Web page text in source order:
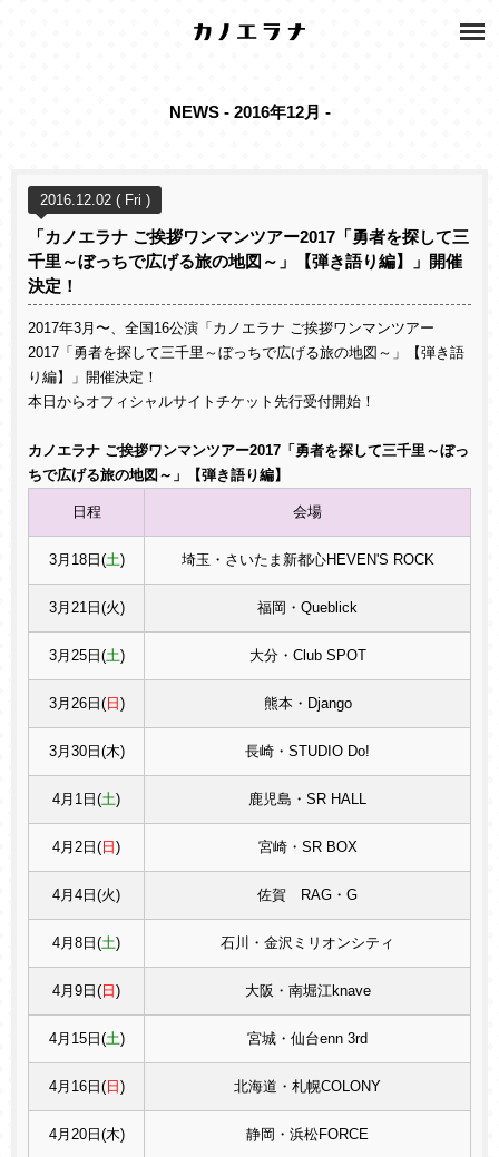
NEWS - 2016年12月 -
2016.12.02 ( Fri )
「カノエラナ ご挨拶ワンマンツアー2017「勇者を探して三
千里～ぼっちで広げる旅の地図～」【弾き語り編】」開催
決定！
2017年3月〜、全国16公演「カノエラナ ご挨拶ワンマンツアー
2017「勇者を探して三千里～ぼっちで広げる旅の地図～」【弾き語
り編】」開催決定！
本日からオフィシャルサイトチケット先行受付開始！
カノエラナ ご挨拶ワンマンツアー2017「勇者を探して三千里～ぼっ
ちで広げる旅の地図～」【弾き語り編】
日程 会場
3月18日(土) 埼玉・さいたま新都心HEVEN'S ROCK
3月21日(火) 福岡・Queblick
3月25日(土) 大分・Club SPOT
3月26日(日 ) 熊本・Django
3月30日(木) 長崎・STUDIO Do!
4月1日(土) 鹿児島・SR HALL
4月2日( 日 ) 宮崎・SR BOX
4月4日(火) 佐賀 RAG・G
4月8日(土) 石川・金沢ミリオンシティ
4月9日( 日 ) 大阪・南堀江knave
4月15日(土) 宮城・仙台enn 3rd
4月16日(日 ) 北海道・札幌COLONY
4月20日(木) 静岡・浜松FORCE